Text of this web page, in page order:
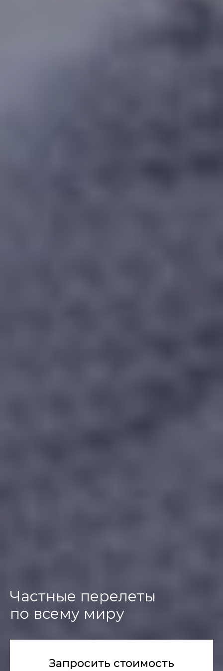
Частные перелеты
по всему миру
Запросить стоимость